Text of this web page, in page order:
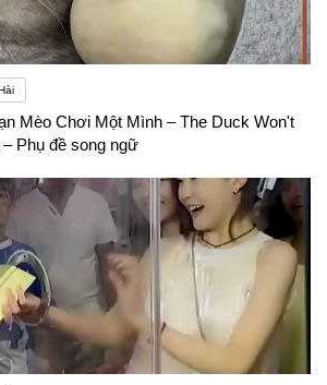
Mèo Chơi Một Mình – The Duck Won't
Phụ đề song ngữ